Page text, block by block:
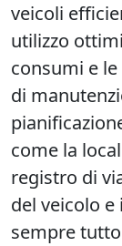
veicoli
utilizzo
consumi e
di
come la
registro di
del veicolo
sempre